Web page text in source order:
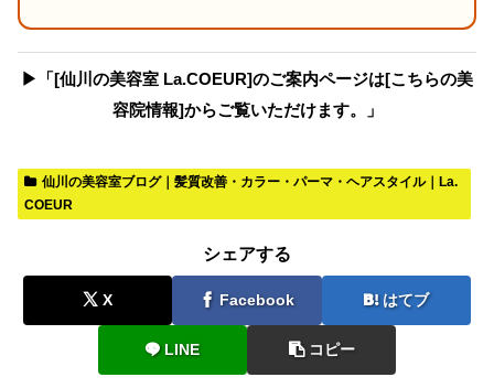
▶︎「[仙川の美容室 La.COEUR]のご案内ページは[こちらの美
容院情報]からご覧いただけます。」
仙川の美容室ブログ｜髪質改善・カラー・パーマ・ヘアスタイル｜La.
COEUR
シェアする
X Facebook はてブ
LINE コピー